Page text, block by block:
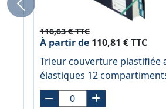
116,63 € TTC
À partir de110,81 € TTC
Trieur couverture plastifiée
élastiques 12
bleu
Previous